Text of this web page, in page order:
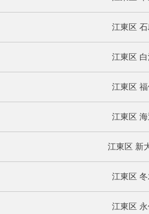
江東区 石
江東区
江東区 福
江東区 海
江東区 新
江東区 冬
江東区